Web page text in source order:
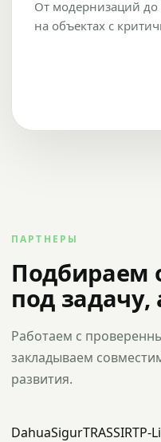
От модернизаций
на объектах с
ПАРТНЕРЫ
Подбираем
под задачу,
Работаем с
закладываем
развития.
DahuaSigurTRASSIRTP-